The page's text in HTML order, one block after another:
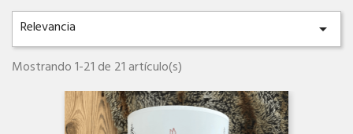
Relevancia 
Mostrando 1-21 de 21 artículo(s)
Vista rápida